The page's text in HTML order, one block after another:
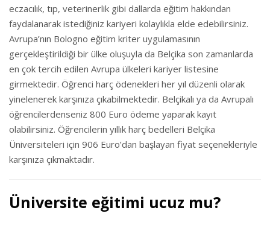
eczacılık, tıp, veterinerlik gibi dallarda eğitim hakkından
faydalanarak istediğiniz kariyeri kolaylıkla elde edebilirsiniz.
Avrupa’nın Bologno eğitim kriter uygulamasının
gerçekleştirildiği bir ülke oluşuyla da Belçika son zamanlarda
en çok tercih edilen Avrupa ülkeleri kariyer listesine
girmektedir. Öğrenci harç ödenekleri her yıl düzenli olarak
yinelenerek karşınıza çıkabilmektedir. Belçikalı ya da Avrupalı
öğrencilerdenseniz 800 Euro ödeme yaparak kayıt
olabilirsiniz. Öğrencilerin yıllık harç bedelleri Belçika
Üniversiteleri için 906 Euro’dan başlayan fiyat seçenekleriyle
karşınıza çıkmaktadır.
Üniversite eğitimi ucuz mu?